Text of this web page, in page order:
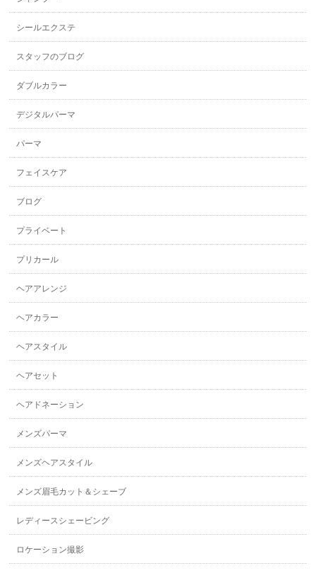
シールエクステ
スタッフのブログ
ダブルカラー
デジタルパーマ
パーマ
フェイスケア
ブログ
プライベート
プリカール
ヘアアレンジ
ヘアカラー
ヘアスタイル
ヘアセット
ヘアドネーション
メンズパーマ
メンズヘアスタイル
メンズ眉毛カット＆シェーブ
レディースシェービング
ロケーション撮影